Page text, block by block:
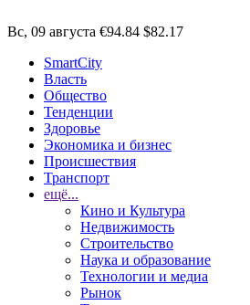
Вс, 09 августа €94.84 $82.17
SmartCity
Власть
Общество
Тенденции
Здоровье
Экономика и бизнес
Происшествия
Транспорт
ещё...
Кино и Культура
Недвижимость
Строительство
Наука и образование
Технологии и медиа
Рынок